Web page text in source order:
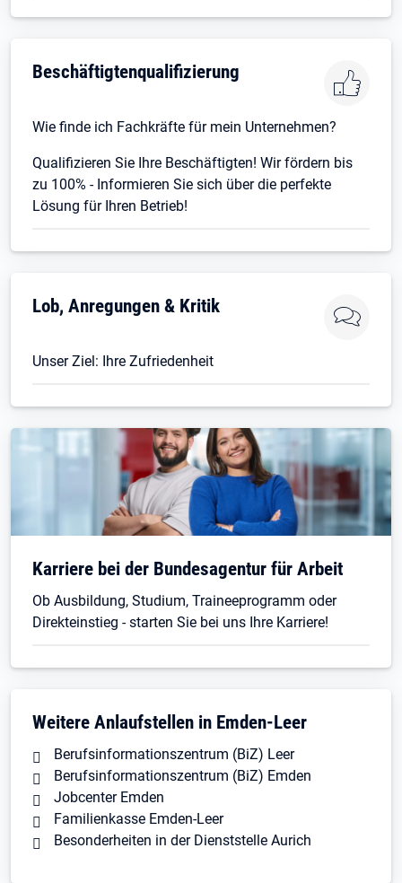
Beschäftigtenqualifizierung
Wie finde ich Fachkräfte für mein Unternehmen?
Qualifizieren Sie Ihre Beschäftigten! Wir fördern bis
zu 100% - Informieren Sie sich über die perfekte
Lösung für Ihren Betrieb!
Lob, Anregungen & Kritik
Unser Ziel: Ihre Zufriedenheit
Karriere bei der Bundesagentur für Arbeit
Ob Ausbildung, Studium, Traineeprogramm oder
Direkteinstieg - starten Sie bei uns Ihre Karriere!
Weitere Anlaufstellen in Emden-Leer
Berufsinformationszentrum (BiZ) Leer
Berufsinformationszentrum (BiZ) Emden
Jobcenter Emden
Familienkasse Emden-Leer
Besonderheiten in der Dienststelle Aurich